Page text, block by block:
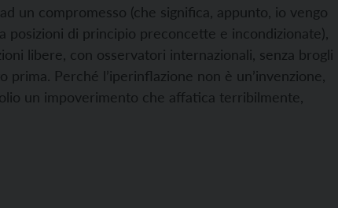
un compromesso (che significa, appunto, io vengo
di principio preconcette e incondizionate),
libere, con osservatori internazionali, senza brogli
prima. Perché l’iperinflazione non è un’invenzione,
un impoverimento che affatica terribilmente,